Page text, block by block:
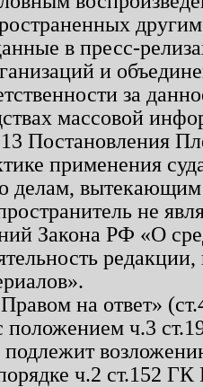
в пресс-
и
за
массовой
Постановления
применения
делам, вытекающим
не
Закона РФ «О
на ответ»
положением ч.3
подлежит
ч.2 ст.152